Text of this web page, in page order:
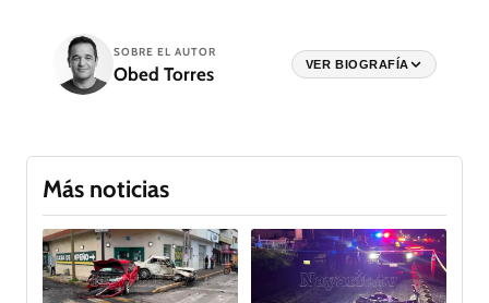
SOBRE EL AUTOR
Obed Torres VER BIOGRAFÍA
Más noticias